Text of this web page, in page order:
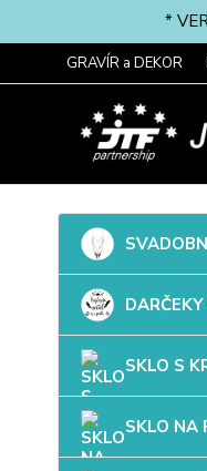
*
GRAVÍR a DEKOR
SKLO S
SKLO NA